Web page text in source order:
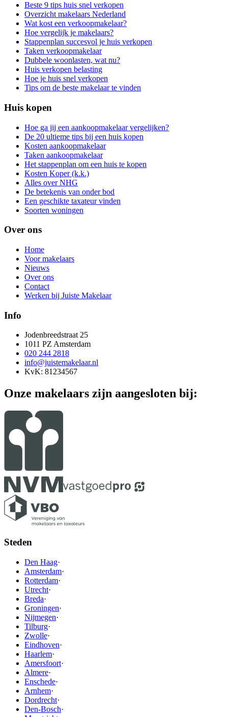
Beste 9 tips huis snel verkopen
Overzicht makelaars Nederland
Wat kost een verkoopmakelaar?
Hoe vergelijk je makelaars?
Stappenplan succesvol je huis verkopen
Taken verkoopmakelaar
Dubbele woonlasten, wat nu?
Huis verkopen belasting
Hoe je huis snel verkopen
Tips om de beste makelaar te vinden
Huis kopen
Hoe ga jij een aankoopmakelaar vergelijken?
De 20 ultieme tips bij een huis kopen
Kosten aankoopmakelaar
Taken aankoopmakelaar
Het stappenplan om een huis te kopen
Kosten Koper (k.k.)
Alles over NHG
De betekenis van onder bod
Een geschikte taxateur vinden
Soorten woningen
Over ons
Home
Voor makelaars
Nieuws
Over ons
Contact
Werken bij Juiste Makelaar
Info
Jodenbreedstraat 25
1011 PZ Amsterdam
020 244 2818
info@juistemakelaar.nl
KvK: 81234567
Onze makelaars zijn aangesloten bij:
Steden
Den Haag·
Amsterdam·
Rotterdam·
Utrecht·
Breda·
Groningen·
Nijmegen·
Tilburg·
Zwolle·
Eindhoven·
Haarlem·
Amersfoort·
Almere·
Enschede·
Arnhem·
Dordrecht·
Den-Bosch·